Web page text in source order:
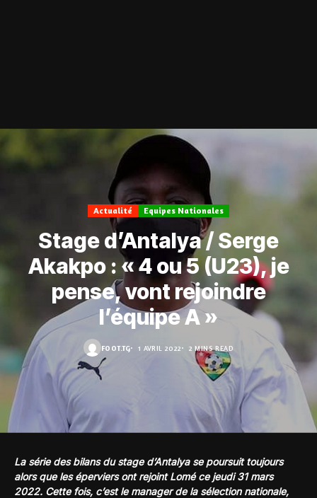
Actualité Equipes Nationales
Stage d’Antalya / Serge
Akakpo : « 4 ou 5 (U23), je
pense, vont rejoindre
l’équipe A »
FOOT.TG 1 AVRIL 2022 2 MINS READ
La série des bilans du stage d’Antalya se poursuit toujours
alors que les éperviers ont rejoint Lomé ce jeudi 31 mars
2022. Cette fois, c’est le manager de la sélection nationale,